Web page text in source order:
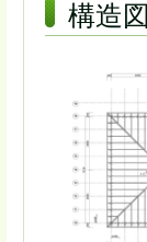
構造図